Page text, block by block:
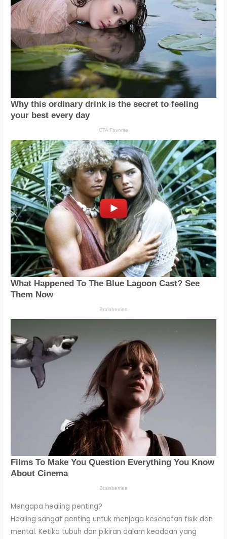
Mengapa healing penting?
Healing sangat penting untuk menjaga kesehatan fisik dan
mental. Ketika tubuh dan pikiran dalam keadaan yang